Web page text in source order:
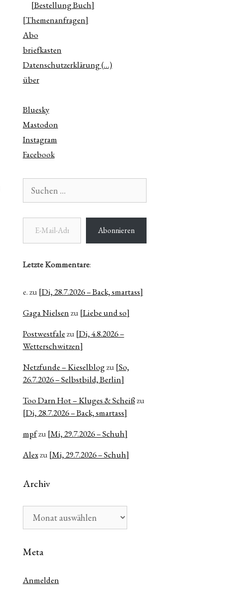
[Bestellung Buch]
[Themenanfragen]
Abo
briefkasten
Datenschutzerklärung (…)
über
Bluesky
Mastodon
Instagram
Facebook
nach:
E-Mail-Adresse
Abonnieren
Letzte Kommentare:
e.zu [Di, 28.7.2026 – Back, smartass]
Gaga Nielsenzu [Liebe und so]
Postwestfalezu [Di, 4.8.2026 –
Wetterschwitzen]
Netzfunde – Kieselblogzu [So,
26.7.2026 – Selbstbild, Berlin]
Too Darn Hot – Kluges & Scheißzu
[Di, 28.7.2026 – Back, smartass]
mpfzu [Mi, 29.7.2026 – Schuh]
Alexzu [Mi, 29.7.2026 – Schuh]
Archiv
Meta
Anmelden